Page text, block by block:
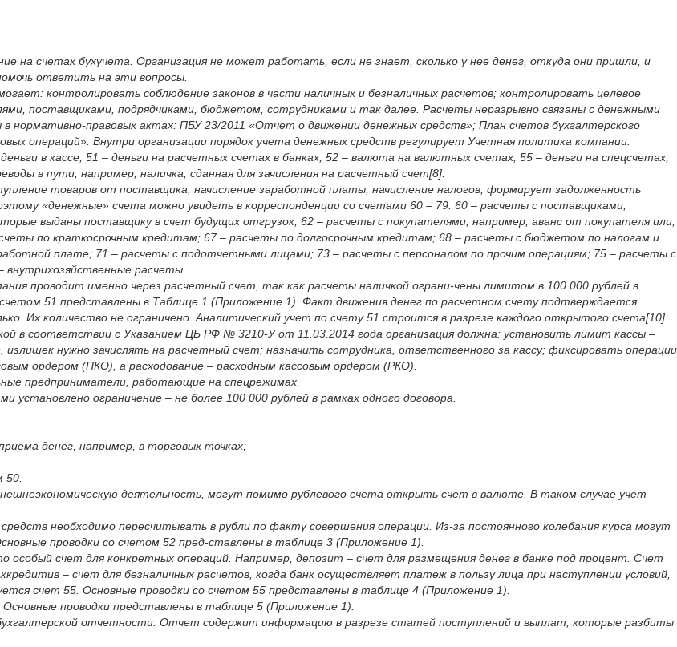
на счетах бухучета. Организация не может работать, если не знает, сколько у нее денег, откуда они пришли, и
ответить на эти вопросы.
контролировать соблюдение законов в части наличных и безналичных расчетов; контролировать целевое
поставщиками, подрядчиками, бюджетом, сотрудниками и так далее. Расчеты неразрывно связаны с денежными
нормативно-правовых актах: ПБУ 23/2011 «Отчет о движении денежных средств»; План счетов бухгалтерского
операций». Внутри организации порядок учета денежных средств регулирует Учетная политика компании.
в кассе; 51 – деньги на расчетных счетах в банках; 52 – валюта на валютных счетах; 55 – деньги на спецсчетах,
в пути, например, наличка, сданная для зачисления на расчетный счет[8].
товаров от поставщика, начисление заработной платы, начисление налогов, формирует задолженность
«денежные» счета можно увидеть в корреспонденции со счетами 60 – 79: 60 – расчеты с поставщиками,
выданы поставщику в счет будущих отгрузок; 62 – расчеты с покупателями, например, аванс от покупателя или,
по краткосрочным кредитам; 67 – расчеты по долгосрочным кредитам; 68 – расчеты с бюджетом по налогам и
плате; 71 – расчеты с подотчетными лицами; 73 – расчеты с персоналом по прочим операциям; 75 – расчеты с
расчеты.
проводит именно через расчетный счет, так как расчеты наличкой ограни-чены лимитом в 100 000 рублей в
51 представлены в Таблице 1 (Приложение 1). Факт движения денег по расчетном счету подтверждается
Их количество не ограничено. Аналитический учет по счету 51 строится в разрезе каждого открытого счета[10].
в соответствии с Указанием ЦБ РФ № 3210-У от 11.03.2014 года организация должна: установить лимит кассы –
нужно зачислять на расчетный счет; назначить сотрудника, ответственного за кассу; фиксировать операции
ордером (ПКО), а расходование – расходным кассовым ордером (РКО).
предприниматели, работающие на спецрежимах.
ограничение – не более 100 000 рублей в рамках одного договора.
денег, например, в торговых точках;
50.
деятельность, могут помимо рублевого счета открыть счет в валюте. В таком случае учет
необходимо пересчитывать в рубли по факту совершения операции. Из-за постоянного колебания курса могут
проводки со счетом 52 пред-ставлены в таблице 3 (Приложение 1).
счет для конкретных операций. Например, депозит – счет для размещения денег в банке под процент. Счет
– счет для безналичных расчетов, когда банк осуществляет платеж в пользу лица при наступлении условий,
счет 55. Основные проводки со счетом 55 представлены в таблице 4 (Приложение 1).
проводки представлены в таблице 5 (Приложение 1).
отчетности. Отчет содержит информацию в разрезе статей поступлений и выплат, которые разбиты